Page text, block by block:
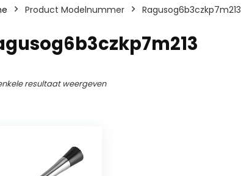
Product Modelnummer ‎Ragusog6b3czkp7m213
resultaat weergeven